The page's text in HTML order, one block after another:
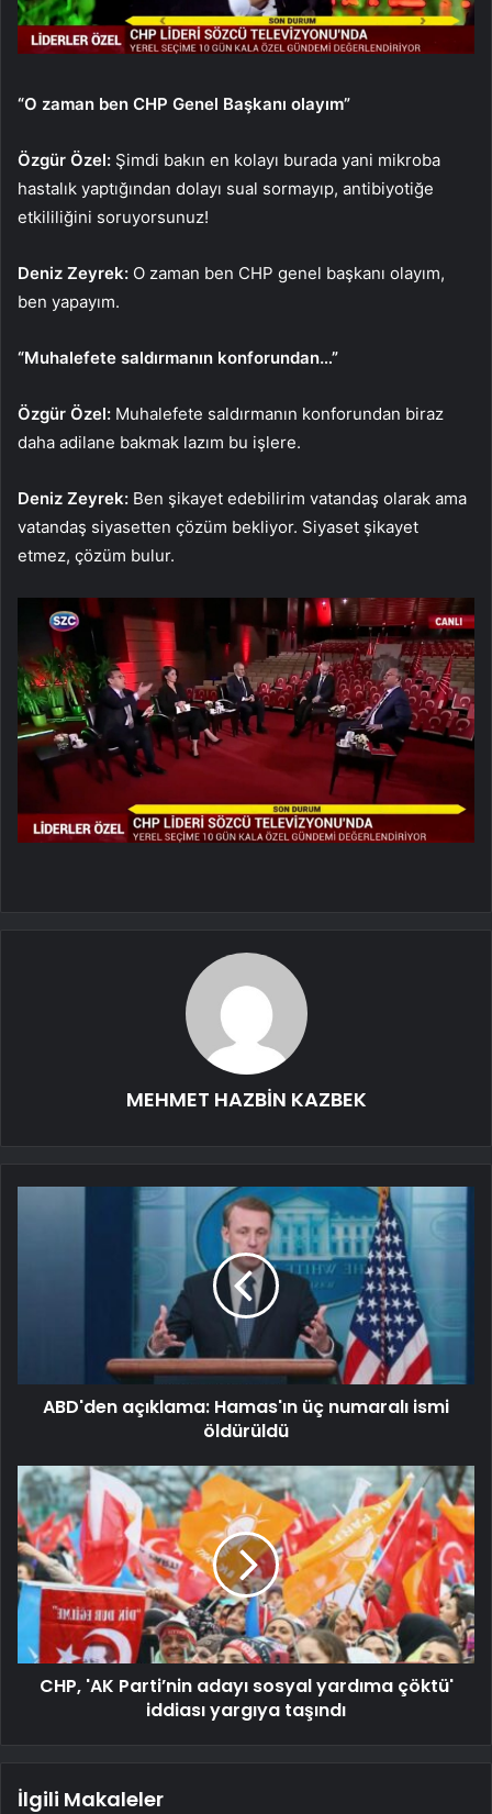
“O zaman ben CHP Genel Başkanı olayım”
Özgür Özel: Şimdi bakın en kolayı burada yani mikroba
hastalık yaptığından dolayı sual sormayıp, antibiyotiğe
etkililiğini soruyorsunuz!
Deniz Zeyrek: O zaman ben CHP genel başkanı olayım,
ben yapayım.
“Muhalefete saldırmanın konforundan…”
Özgür Özel: Muhalefete saldırmanın konforundan biraz
daha adilane bakmak lazım bu işlere.
Deniz Zeyrek: Ben şikayet edebilirim vatandaş olarak ama
vatandaş siyasetten çözüm bekliyor. Siyaset şikayet
etmez, çözüm bulur.
MEHMET HAZBİN KAZBEK
ABD'den açıklama: Hamas'ın üç numaralı ismi
öldürüldü
CHP, 'AK Parti’nin adayı sosyal yardıma çöktü'
iddiası yargıya taşındı
İlgili Makaleler